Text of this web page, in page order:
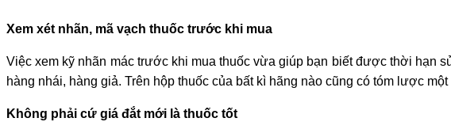
Xem xét nhãn, mã vạch thuốc trước khi mua
Việc xem kỹ nhãn mác trước khi mua thuốc vừa giúp bạn biết được thời hạn
hàng nhái, hàng giả. Trên hộp thuốc của bất kì hãng nào cũng có tóm lược
Không phải cứ giá đắt mới là thuốc tốt